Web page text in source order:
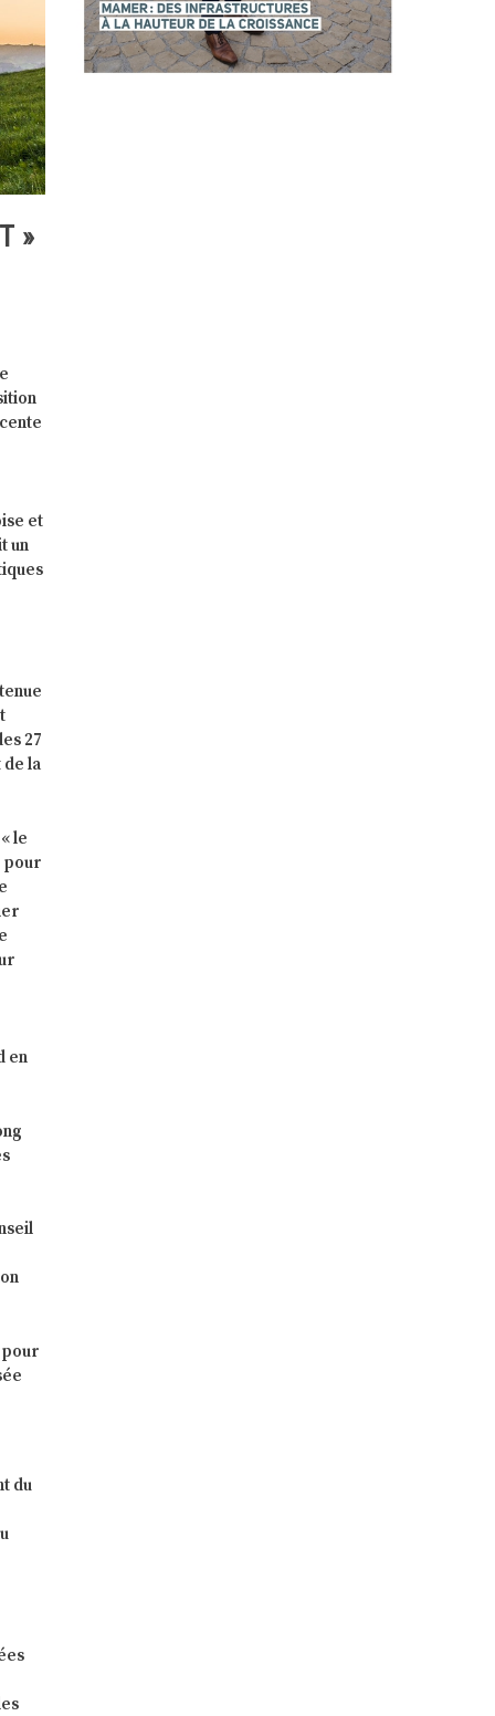
»
et
un
27
de la
le
pour
en
pour
du